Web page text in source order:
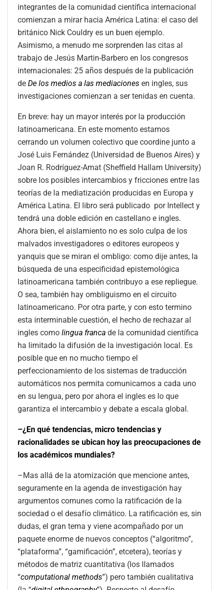
integrantes de la comunidad científica internacional
comienzan a mirar hacia América Latina: el caso del
británico Nick Couldry es un buen ejemplo.
Asimismo, a menudo me sorprenden las citas al
trabajo de Jesús Martin-Barbero en los congresos
internacionales: 25 años después de la publicación
de De los medios a las mediaciones en ingles, sus
investigaciones comienzan a ser tenidas en cuenta.
En breve: hay un mayor interés por la producción
latinoamericana. En este momento estamos
cerrando un volumen colectivo que coordine junto a
José Luis Fernández (Universidad de Buenos Aires) y
Joan R. Rodríguez-Amat (Sheffield Hallam University)
sobre los posibles intercambios y fricciones entre las
teorías de la mediatización producidas en Europa y
América Latina. El libro será publicado por Intellect y
tendrá una doble edición en castellano e ingles.
Ahora bien, el aislamiento no es solo culpa de los
malvados investigadores o editores europeos y
yanquis que se miran el ombligo: como dije antes, la
búsqueda de una especificidad epistemológica
latinoamericana también contribuyo a ese repliegue.
O sea, también hay ombliguismo en el circuito
latinoamericano. Por otra parte, y con esto termino
esta interminable cuestión, el hecho de rechazar al
ingles como lingua franca de la comunidad científica
ha limitado la difusión de la investigación local. Es
posible que en no mucho tiempo el
perfeccionamiento de los sistemas de traducción
automáticos nos permita comunicarnos a cada uno
en su lengua, pero por ahora el ingles es lo que
garantiza el intercambio y debate a escala global.
–¿En qué tendencias, micro tendencias y
racionalidades se ubican hoy las preocupaciones de
los académicos mundiales?
–Mas allá de la atomización que mencione antes,
seguramente en la agenda de investigación hay
argumentos comunes como la ratificación de la
sociedad o el desafío climático. La ratificación es, sin
dudas, el gran tema y viene acompañado por un
paquete enorme de nuevos conceptos (“algoritmo”,
“plataforma”, “gamificación”, etcetera), teorías y
métodos de matriz cuantitativa (los llamados
“computational methods”) pero también cualitativa